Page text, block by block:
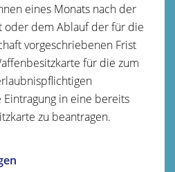
eines Monats nach der
oder dem Ablauf der für die
vorgeschriebenen Frist
für die zum
in eine bereits
zu beantragen.